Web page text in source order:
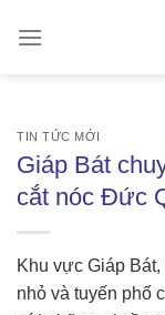
TIN TỨC MỚI
Giáp Bát
cắt nóc Đức
Khu vực Giáp
nhỏ và tuyến phố